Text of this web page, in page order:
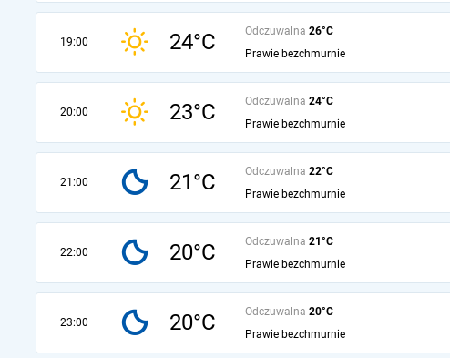
19:00 24°C Odczuwalna 26°C
Prawie bezchmurnie
20:00 23°C Odczuwalna 24°C
Prawie bezchmurnie
21:00 21°C Odczuwalna 22°C
Prawie bezchmurnie
22:00 20°C Odczuwalna 21°C
Prawie bezchmurnie
23:00 20°C Odczuwalna 20°C
Prawie bezchmurnie